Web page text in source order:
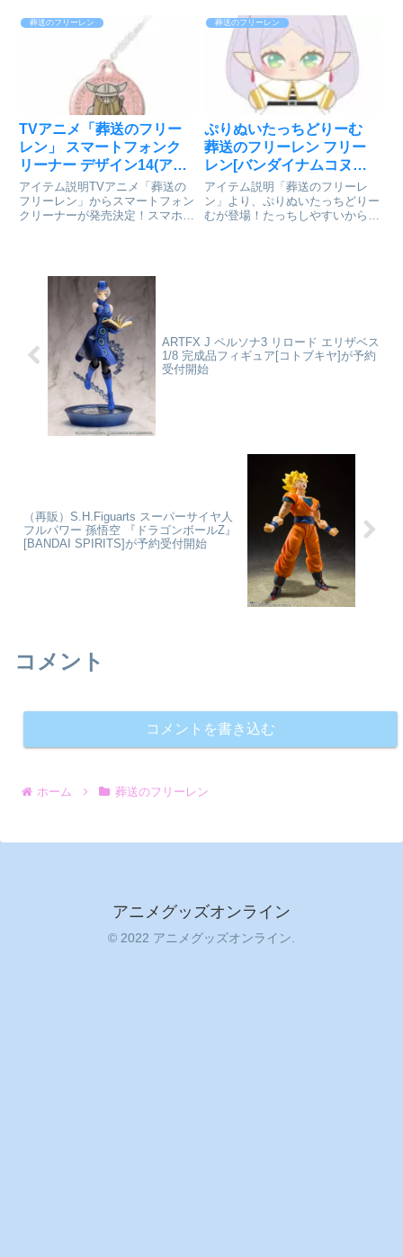
鐘人・アベツカサ/小学館通販サ
ーホルダーとして持ち歩いたりで
きます！葬送のフリーレン_アク
リルフィギュア 01 フリーレン©
山田鐘人・アベツカサ/小...
葬送のフリーレン
TVアニメ「葬送のフリー
レン」 スマートフォンク
リーナー デザイン14(アイ
ゼン/B)[ライセンスエージ
ェント]が予約受付開始
アイテム説明TVアニメ「葬送の
フリーレン」からスマートフォン
クリーナーが発売決定！スマホや
皮脂汚れをキレイに拭き取り清潔
に保ちます。高品質で使い易さ
葬送のフリーレン
ぷりぬいたっちどりーむ
葬送のフリーレン フリー
レン[バンダイナムコヌイ]
が予約受付開始
アイテム説明「葬送のフリーレ
ン」より、ぷりぬいたっちどりー
むが登場！たっちしやすいからぬ
ARTFX J ペルソナ3 リロード エリザベス
1/8 完成品フィギュア[コトブキヤ]が予約
受付開始
（再販）S.H.Figuarts スーパーサイヤ人
フルパワー 孫悟空 『ドラゴンボールZ』
[BANDAI SPIRITS]が予約受付開始
コメント
コメントを書き込む
ホーム 葬送のフリーレン
アニメグッズオンライン
© 2022 アニメグッズオンライン.